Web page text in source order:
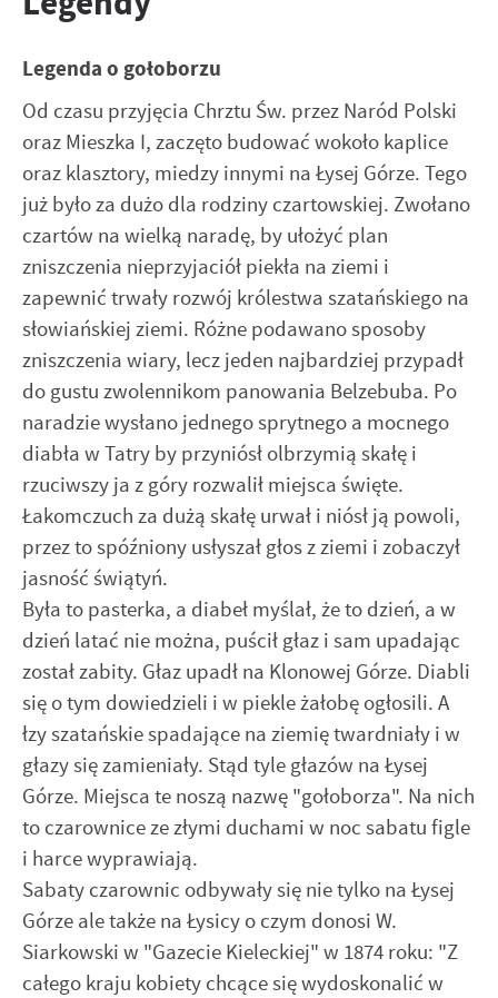
Legenda o gołoborzu
Od czasu przyjęcia Chrztu Św. przez Naród Polski
oraz Mieszka I, zaczęto budować wokoło kaplice
oraz klasztory, miedzy innymi na Łysej Górze. Tego
już było za dużo dla rodziny czartowskiej. Zwołano
czartów na wielką naradę, by ułożyć plan
zniszczenia nieprzyjaciół piekła na ziemi i
zapewnić trwały rozwój królestwa szatańskiego na
słowiańskiej ziemi. Różne podawano sposoby
zniszczenia wiary, lecz jeden najbardziej przypadł
do gustu zwolennikom panowania Belzebuba. Po
naradzie wysłano jednego sprytnego a mocnego
diabła w Tatry by przyniósł olbrzymią skałę i
rzuciwszy ja z góry rozwalił miejsca święte.
Łakomczuch za dużą skałę urwał i niósł ją powoli,
przez to spóźniony usłyszał głos z ziemi i zobaczył
jasność świątyń.
Była to pasterka, a diabeł myślał, że to dzień, a w
dzień latać nie można, puścił głaz i sam upadając
został zabity. Głaz upadł na Klonowej Górze. Diabli
się o tym dowiedzieli i w piekle żałobę ogłosili. A
łzy szatańskie spadające na ziemię twardniały i w
głazy się zamieniały. Stąd tyle głazów na Łysej
Górze. Miejsca te noszą nazwę "gołoborza". Na nich
to czarownice ze złymi duchami w noc sabatu figle
i harce wyprawiają.
Sabaty czarownic odbywały się nie tylko na Łysej
Górze ale także na Łysicy o czym donosi W.
Siarkowski w "Gazecie Kieleckiej" w 1874 roku: "Z
całego kraju kobiety chcące się wydoskonalić w
korzystasz, może działać bez zakłóceń.
Zapoznaj się zPOLITYKĄ PRYWATNOŚCI I PLIKÓW COOKIES
Funkcjonalne i personalizacyjne
zapamiętanie wprowadzonych przez Ciebie ustawień oraz
prezentowanych treści.
Dzięki tym plikom cookies możemy zapewnić Ci większy
komfort korzystania z funkcjonalności naszej strony
poprzez dopasowanie jej do Twoich indywidualnych
preferencji. Wyrażenie zgody na funkcjonalne i
personalizacyjne pliki cookies gwarantuje dostępność
większej ilości funkcji na stronie.
Więcej
Analityczne
Analityczne pliki cookies pomagają nam rozwijać się i
dostosowywać do Twoich potrzeb.
Cookies analityczne pozwalają na uzyskanie informacji w
zakresie wykorzystywania witryny internetowej, miejsca
oraz częstotliwości, z jaką odwiedzane są nasze serwisy
www. Dane pozwalają nam na ocenę naszych serwisów
internetowych pod względem ich popularności wśród
użytkowników. Zgromadzone informacje są przetwarzane w
formie zanonimizowanej. Wyrażenie zgody na analityczne
pliki cookies gwarantuje dostępność wszystkich
funkcjonalności.
Więcej
Reklamowe
Dzięki reklamowym plikom cookies prezentujemy Ci
najciekawsze informacje i aktualności na stronach naszych
partnerów.
Promocyjne pliki cookies służą do prezentowania Ci naszych
komunikatów na podstawie analizy Twoich upodobań oraz
Twoich zwyczajów dotyczących przeglądanej witryny
internetowej. Treści promocyjne mogą pojawić się na
stronach podmiotów trzecich lub firm będących naszymi
partnerami oraz innych dostawców usług. Firmy te działają
w charakterze pośredników prezentujących nasze treści w
postaci wiadomości, ofert, komunikatów mediów
społecznościowych.
Więcej